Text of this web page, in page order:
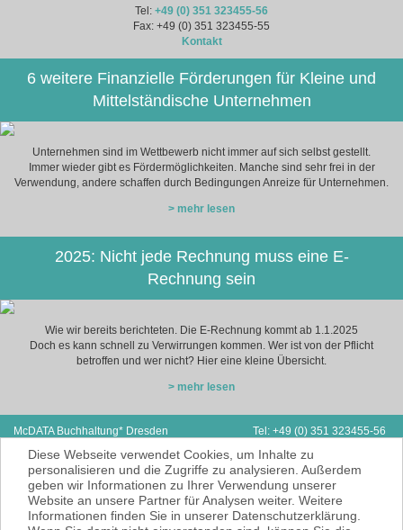
Tel: +49 (0) 351 323455-56
Fax: +49 (0) 351 323455-55
Kontakt
6 weitere Finanzielle Förderungen für Kleine und
Mittelständische Unternehmen
Unternehmen sind im Wettbewerb nicht immer auf sich selbst gestellt.
Immer wieder gibt es Fördermöglichkeiten. Manche sind sehr frei in der
Verwendung, andere schaffen durch Bedingungen Anreize für Unternehmen.
> mehr lesen
2025: Nicht jede Rechnung muss eine E-
Rechnung sein
Wie wir bereits berichteten. Die E-Rechnung kommt ab 1.1.2025
Doch es kann schnell zu Verwirrungen kommen. Wer ist von der Pflicht
betroffen und wer nicht? Hier eine kleine Übersicht.
> mehr lesen
McDATA Buchhaltung* Dresden
01187 Dresden
Tel: +49 (0) 351 323455-56
E-Mail:hp@mcdata.de
McDATA ist eine sehr gute Alternative zu
Ihrem Steuerberater zur Erbringung der
laufenden Finanz- und Lohnbuchhaltung*.
Diese Webseite verwendet Cookies, um Inhalte zu
personalisieren und die Zugriffe zu analysieren. Außerdem
geben wir Informationen zu Ihrer Verwendung unserer
Website an unsere Partner für Analysen weiter. Weitere
Informationen finden Sie in unserer Datenschutzerklärung.